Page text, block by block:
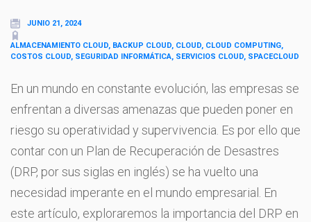
JUNIO 21, 2024
ALMACENAMIENTO CLOUD, BACKUP CLOUD, CLOUD, CLOUD COMPUTING,
COSTOS CLOUD, SEGURIDAD INFORMÁTICA, SERVICIOS CLOUD, SPACECLOUD
En un mundo en constante evolución, las empresas se
enfrentan a diversas amenazas que pueden poner en
riesgo su operatividad y supervivencia. Es por ello que
contar con un Plan de Recuperación de Desastres
(DRP, por sus siglas en inglés) se ha vuelto una
necesidad imperante en el mundo empresarial. En
este artículo, exploraremos la importancia del DRP en